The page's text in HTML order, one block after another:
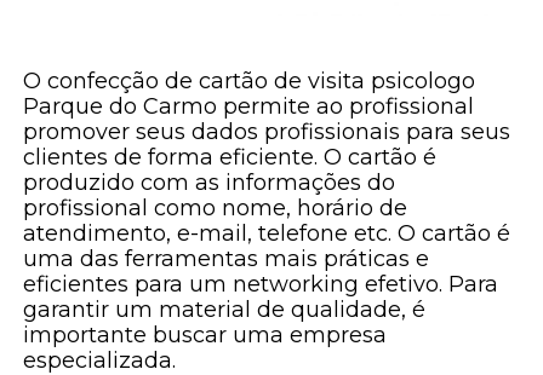
O confecção de cartão de visita psicologo
Parque do Carmo permite ao profissional
promover seus dados profissionais para seus
clientes de forma eficiente. O cartão é
produzido com as informações do
profissional como nome, horário de
atendimento, e-mail, telefone etc. O cartão é
uma das ferramentas mais práticas e
eficientes para um networking efetivo. Para
garantir um material de qualidade, é
importante buscar uma empresa
especializada.